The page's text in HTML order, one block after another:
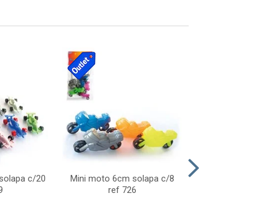
c/20
Mini moto 6cm solapa c/8
ref 726